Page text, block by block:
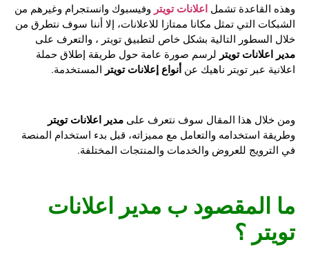
وهذه القاعدة تشملاعلانات تويتروفيسبوك وانستجرام وغيرهم من
الشبكات التي تمثل مكانا ممتازا للاعلانات، إلا أننا سوف نتطرق من
خلال السطور التالية بشكل خاص لتطبيق تويتر ، والتعرف على
مدير اعلانات تويترلرسم صورة عامة حول طريقة إطلاق حملة
اعلانية عبر تويتر ناهيك عنأنواع إعلانات تويترالمستخدمة.
ومن خلال هذا المقال سوف نتعرف علىمدير اعلانات تويتر
وطريقة استخدامه والتعامل مع مميزاته، قبل بدء استخدام المنصة
في الترويج للعروض والخدمات والمنتجات المختلفة.
ما المقصود بمدير اعلانات
تويتر؟